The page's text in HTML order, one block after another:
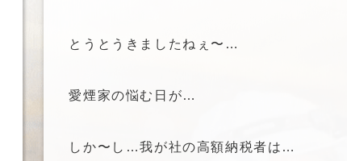
とうとうきましたねぇ〜…
愛煙家の悩む日が…
しか〜し…我が社の高額納税者は…